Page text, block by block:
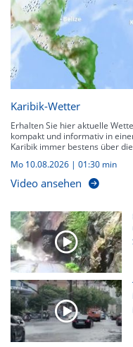
Karibik-Wetter
Erhalten Sie hier aktuelle
kompakt und informativ in
Karibik immer bestens über
Mo 10.08.2026 | 01:30 min
Video ansehen